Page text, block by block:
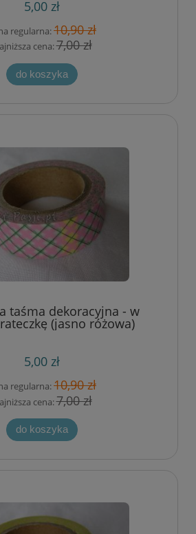
5,00 zł
regularna:10,90 zł
cena:7,00 zł
do koszyka
taśma dekoracyjna - w
(jasno różowa)
5,00 zł
regularna:10,90 zł
cena:7,00 zł
do koszyka